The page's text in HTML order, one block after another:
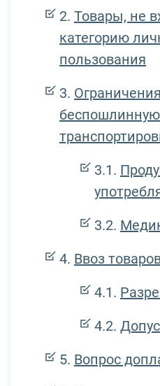
Товары, не
категорию
пользования
беспошлинную
Ввоз
Вопрос